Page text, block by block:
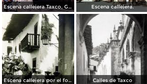
Escena callejera Taxco, Guerrero 1967. Escena callejera.
Escena callejera por el fotografo Hugo Brehme. Calles de Taxco